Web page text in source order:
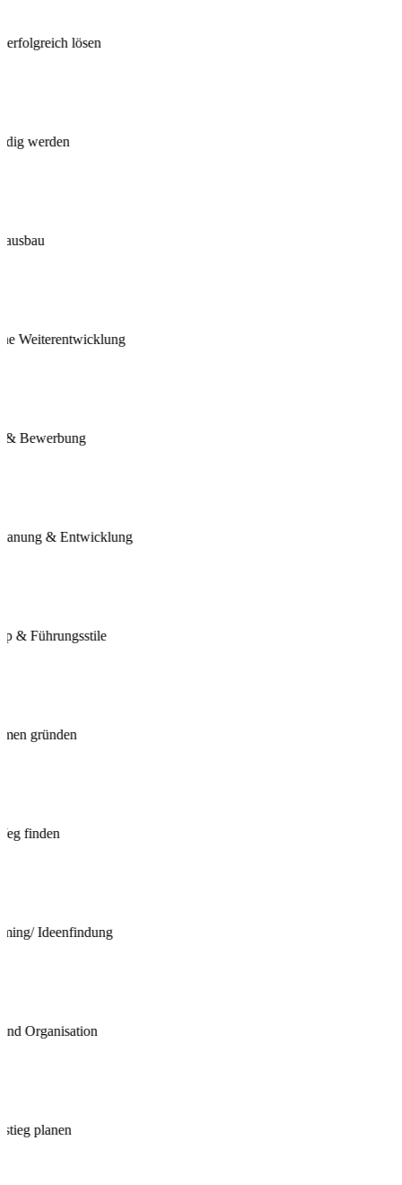
erfolgreich lösen
werden
Weiterentwicklung
& Bewerbung
& Entwicklung
& Führungsstile
gründen
finden
Ideenfindung
Organisation
planen